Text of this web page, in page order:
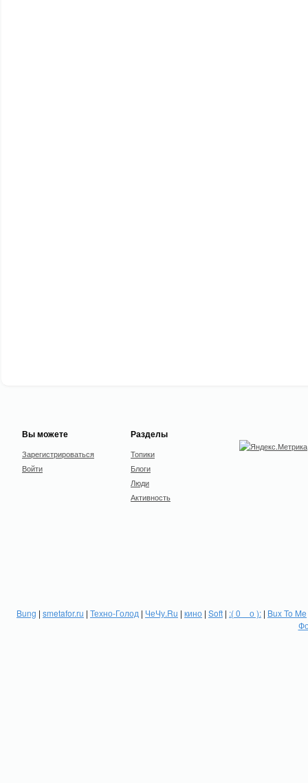
Вы можете
Зарегистрироваться
Войти
Разделы
Топики
Блоги
Люди
Активность
Bung | smetafor.ru | Техно-Голод | ЧеЧу.Ru | кино | Soft | :( 0 _ о ): | Bux To Me